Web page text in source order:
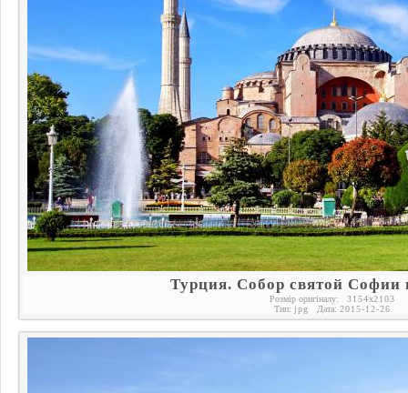
Турция. Собор святой Софии
Розмір оригіналу: 3154x2103
Тип: jpg Дата: 2015-12-26